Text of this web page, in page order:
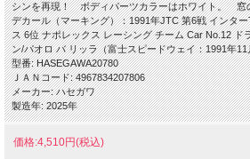
シンを再現！ ボディパーツカラーはホワイト。
デカール（マーキング）：1991年JTC 第6戦 インタ
ス 6位 ナポレックス レーシング チーム Car No.12 ド
ン/パオロ バ リッラ（富士スピードウェイ：1991年11
型番: HASEGAWA20780
ＪＡＮコード: 4967834207806
メーカー: ハセガワ
製造年: 2025年
価格:4,510円(税込)